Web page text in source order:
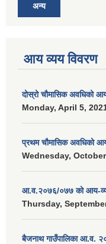
अन्य
आय व्यय विवरण
दोस्रो चौमासिक अवधिको
Monday, April 5,
प्रथम चौमासिक अवधिको
Wednesday,
आ.व.२०७६/०७७ को आय-
Thursday,
बैजनाथ गाउँपालिका आ.व.